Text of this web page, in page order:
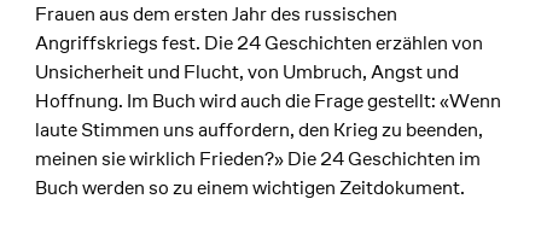
Frauen aus dem ersten Jahr des russischen
Angriffskriegs fest. Die 24 Geschichten erzählen von
Unsicherheit und Flucht, von Umbruch, Angst und
Hoffnung. Im Buch wird auch die Frage gestellt: «Wenn
laute Stimmen uns auffordern, den Krieg zu beenden,
meinen sie wirklich Frieden?» Die 24 Geschichten im
Buch werden so zu einem wichtigen Zeitdokument.